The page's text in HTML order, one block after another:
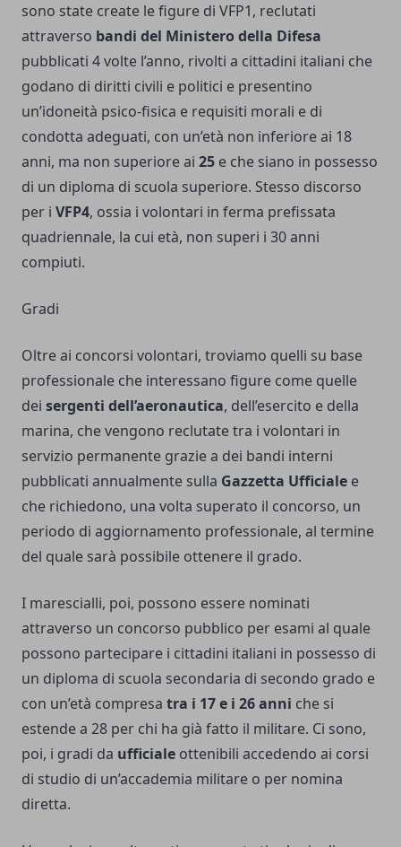
sono state create le figure di VFP1, reclutati
attraverso bandi del Ministero della Difesa
pubblicati 4 volte l’anno, rivolti a cittadini italiani che
godano di diritti civili e politici e presentino
un’idoneità psico-fisica e requisiti morali e di
condotta adeguati, con un’età non inferiore ai 18
anni, ma non superiore ai 25 e che siano in possesso
di un diploma di scuola superiore. Stesso discorso
per i VFP4, ossia i volontari in ferma prefissata
quadriennale, la cui età, non superi i 30 anni
compiuti.
Gradi
Oltre ai concorsi volontari, troviamo quelli su base
professionale che interessano figure come quelle
dei sergenti dell’aeronautica, dell’esercito e della
marina, che vengono reclutate tra i volontari in
servizio permanente grazie a dei bandi interni
pubblicati annualmente sulla Gazzetta Ufficiale e
che richiedono, una volta superato il concorso, un
periodo di aggiornamento professionale, al termine
del quale sarà possibile ottenere il grado.
I marescialli, poi, possono essere nominati
attraverso un concorso pubblico per esami al quale
possono partecipare i cittadini italiani in possesso di
un diploma di scuola secondaria di secondo grado e
con un’età compresa tra i 17 e i 26 anni che si
estende a 28 per chi ha già fatto il militare. Ci sono,
poi, i gradi da ufficiale ottenibili accedendo ai corsi
di studio di un’accademia militare o per nomina
diretta.